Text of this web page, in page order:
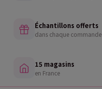
Échantillons offerts
dans chaque commande
15 magasins
en France